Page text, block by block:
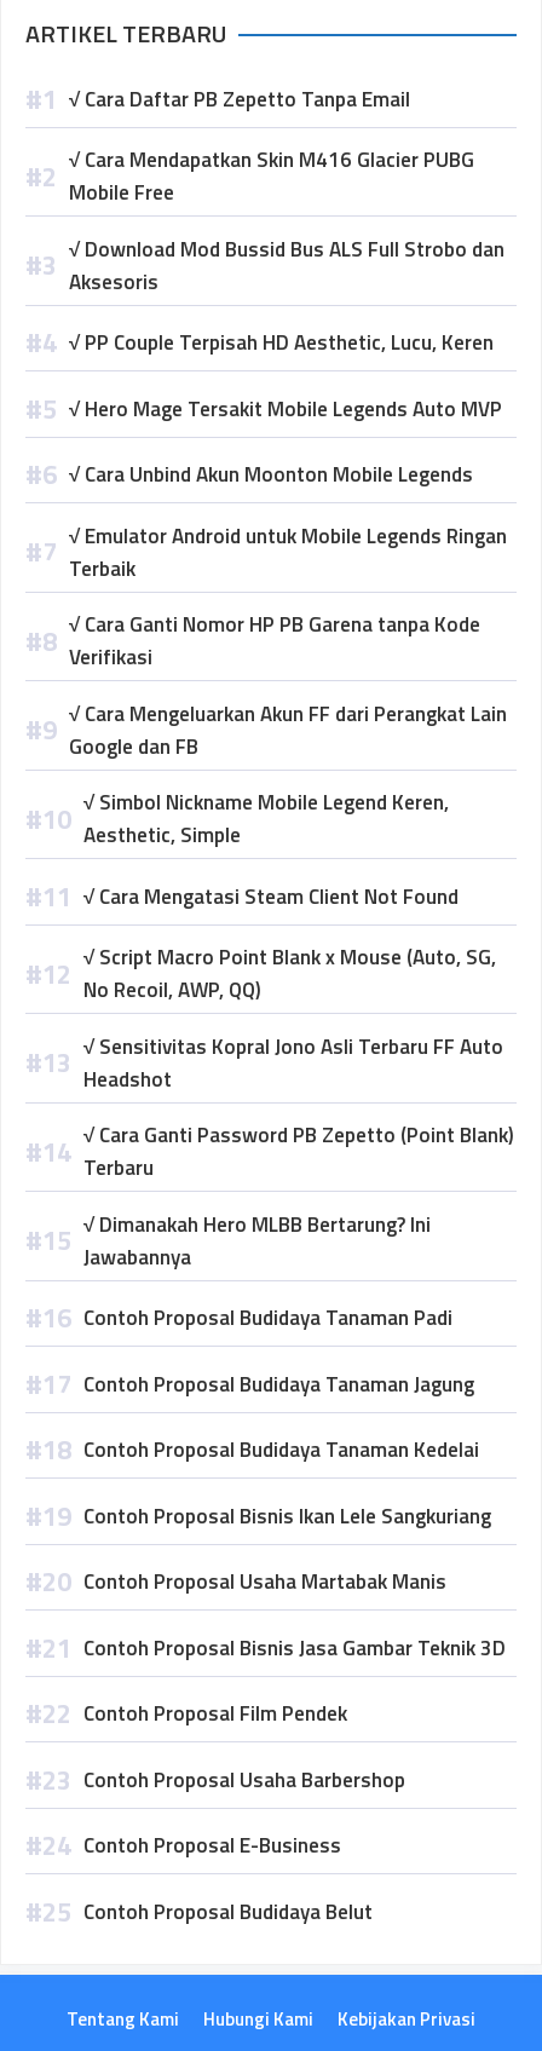
ARTIKEL TERBARU
√ Cara Daftar PB Zepetto Tanpa Email
√ Cara Mendapatkan Skin M416 Glacier PUBG
Mobile Free
√ Download Mod Bussid Bus ALS Full Strobo dan
Aksesoris
√ PP Couple Terpisah HD Aesthetic, Lucu, Keren
√ Hero Mage Tersakit Mobile Legends Auto MVP
√ Cara Unbind Akun Moonton Mobile Legends
√ Emulator Android untuk Mobile Legends Ringan
Terbaik
√ Cara Ganti Nomor HP PB Garena tanpa Kode
Verifikasi
√ Cara Mengeluarkan Akun FF dari Perangkat Lain
Google dan FB
√ Simbol Nickname Mobile Legend Keren,
Aesthetic, Simple
√ Cara Mengatasi Steam Client Not Found
√ Script Macro Point Blank x Mouse (Auto, SG,
No Recoil, AWP, QQ)
√ Sensitivitas Kopral Jono Asli Terbaru FF Auto
Headshot
√ Cara Ganti Password PB Zepetto (Point Blank)
Terbaru
√ Dimanakah Hero MLBB Bertarung? Ini
Jawabannya
Contoh Proposal Budidaya Tanaman Padi
Contoh Proposal Budidaya Tanaman Jagung
Contoh Proposal Budidaya Tanaman Kedelai
Contoh Proposal Bisnis Ikan Lele Sangkuriang
Contoh Proposal Usaha Martabak Manis
Contoh Proposal Bisnis Jasa Gambar Teknik 3D
Contoh Proposal Film Pendek
Contoh Proposal Usaha Barbershop
Contoh Proposal E-Business
Contoh Proposal Budidaya Belut
Tentang Kami Hubungi Kami
Kebijakan Privasi